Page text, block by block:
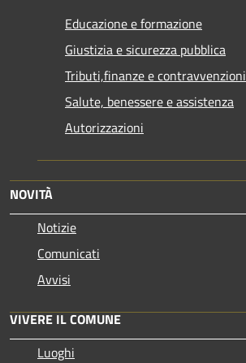
Educazione e formazione
Giustizia e sicurezza pubblica
Tributi,finanze e contravvenzioni
Salute, benessere e assistenza
Autorizzazioni
NOVITÀ
Notizie
Comunicati
Avvisi
VIVERE IL COMUNE
Luoghi